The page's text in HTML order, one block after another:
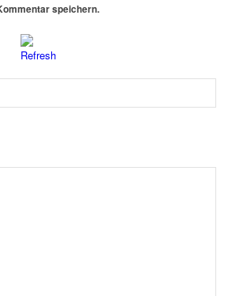
speichern.